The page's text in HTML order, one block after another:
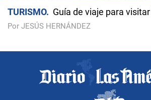
TURISMO Guía de viaje para
Por JESÚS HERNÁNDEZ